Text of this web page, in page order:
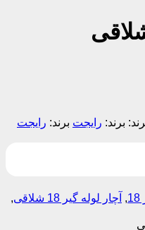
برند: رایجت برند: رایجت
, آچار لوله گیر 18 شلاقی
,